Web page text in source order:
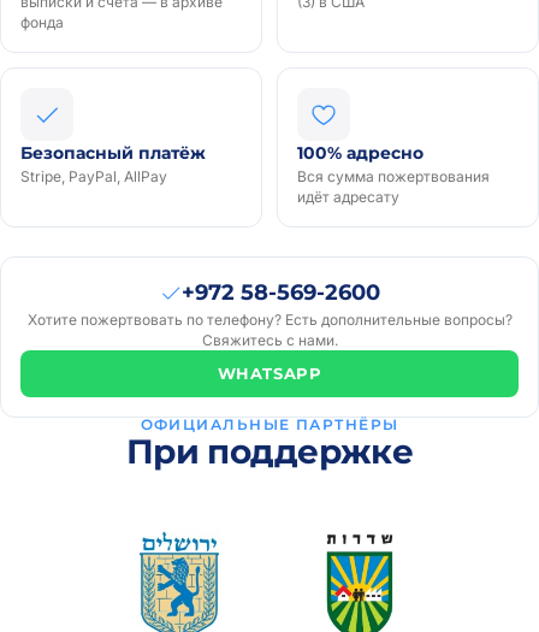
фонда
Безопасный платёж
Stripe, PayPal, AllPay
100% адресно
Вся сумма пожертвования
идёт адресату
назад
Y
₪20· 2
года
назад
+972 58-569-2600
Хотите пожертвовать по телефону? Есть дополнительные вопросы?
Свяжитесь с нами.
WHATSAPP
ОФИЦИАЛЬНЫЕ ПАРТНЁРЫ
При поддержке